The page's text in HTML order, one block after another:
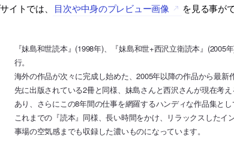
イトでは、
目次や中身のプレビュー画像 を見る事が
『妹島和世読本』(1998年)、『妹島和世+西沢立衛読本』
行。
海外の作品が次々に完成し始めた、2005年以降の作品から最新
先に出版されている2冊と同様、妹島さんと西沢さんが現在考
あり、さらにこの8年間の仕事を網羅するハンディな作品集と
これまでの『読本』同様、長い時間をかけ、リラックスした
事場の空気感までも収録した濃いものになっています。